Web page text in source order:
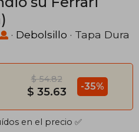
· Debolsillo · Tapa Dura
$ 54.82
$ 35.63 -35%
en el precio ✅